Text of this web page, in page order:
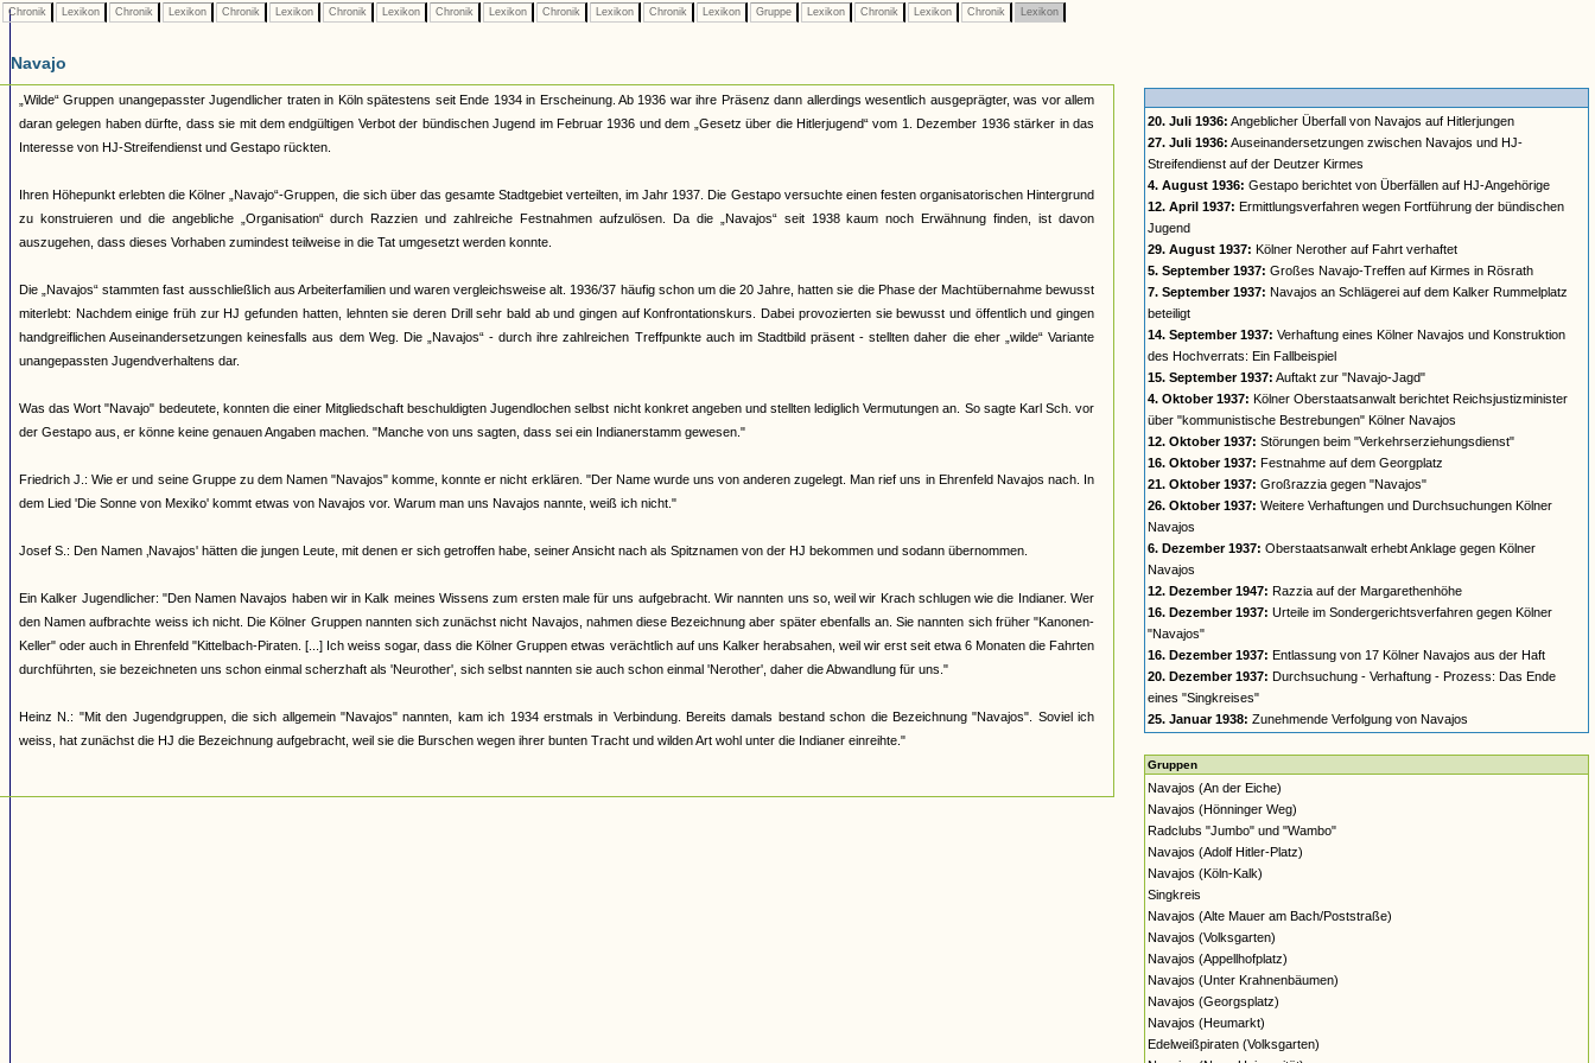
Chronik Lexikon Chronik Lexikon Chronik Lexikon Chronik Lexikon Chronik Lexikon Chronik Lexikon Chronik Lexikon Gruppe Lexikon Chronik Lexikon Chronik Lexikon
Navajo
„Wilde“ Gruppen unangepasster Jugendlicher traten in Köln spätestens seit Ende 1934 in Erscheinung. Ab 1936 war ihre Präsenz dann allerdings wesentlich ausgeprägter, was vor allem
daran gelegen haben dürfte, dass sie mit dem endgültigen Verbot der bündischen Jugend im Februar 1936 und dem „Gesetz über die Hitlerjugend“ vom 1. Dezember 1936 stärker in das
Interesse von HJ-Streifendienst und Gestapo rückten.
Ihren Höhepunkt erlebten die Kölner „Navajo“-Gruppen, die sich über das gesamte Stadtgebiet verteilten, im Jahr 1937. Die Gestapo versuchte einen festen organisatorischen Hintergrund
zu konstruieren und die angebliche „Organisation“ durch Razzien und zahlreiche Festnahmen aufzulösen. Da die „Navajos“ seit 1938 kaum noch Erwähnung finden, ist davon
auszugehen, dass dieses Vorhaben zumindest teilweise in die Tat umgesetzt werden konnte.
Die „Navajos“ stammten fast ausschließlich aus Arbeiterfamilien und waren vergleichsweise alt. 1936/37 häufig schon um die 20 Jahre, hatten sie die Phase der Machtübernahme bewusst
miterlebt: Nachdem einige früh zur HJ gefunden hatten, lehnten sie deren Drill sehr bald ab und gingen auf Konfrontationskurs. Dabei provozierten sie bewusst und öffentlich und gingen
handgreiflichen Auseinandersetzungen keinesfalls aus dem Weg. Die „Navajos“ - durch ihre zahlreichen Treffpunkte auch im Stadtbild präsent - stellten daher die eher „wilde“ Variante
unangepassten Jugendverhaltens dar.
Was das Wort "Navajo" bedeutete, konnten die einer Mitgliedschaft beschuldigten Jugendlochen selbst nicht konkret angeben und stellten lediglich Vermutungen an. So sagte Karl Sch. vor
der Gestapo aus, er könne keine genauen Angaben machen. "Manche von uns sagten, dass sei ein Indianerstamm gewesen."
Friedrich J.: Wie er und seine Gruppe zu dem Namen "Navajos" komme, konnte er nicht erklären. "Der Name wurde uns von anderen zugelegt. Man rief uns in Ehrenfeld Navajos nach. In
dem Lied 'Die Sonne von Mexiko' kommt etwas von Navajos vor. Warum man uns Navajos nannte, weiß ich nicht."
Josef S.: Den Namen ‚Navajos' hätten die jungen Leute, mit denen er sich getroffen habe, seiner Ansicht nach als Spitznamen von der HJ bekommen und sodann übernommen.
Ein Kalker Jugendlicher: "Den Namen Navajos haben wir in Kalk meines Wissens zum ersten male für uns aufgebracht. Wir nannten uns so, weil wir Krach schlugen wie die Indianer. Wer
den Namen aufbrachte weiss ich nicht. Die Kölner Gruppen nannten sich zunächst nicht Navajos, nahmen diese Bezeichnung aber später ebenfalls an. Sie nannten sich früher "Kanonen-
Keller" oder auch in Ehrenfeld "Kittelbach-Piraten. [...] Ich weiss sogar, dass die Kölner Gruppen etwas verächtlich auf uns Kalker herabsahen, weil wir erst seit etwa 6 Monaten die Fahrten
durchführten, sie bezeichneten uns schon einmal scherzhaft als 'Neurother', sich selbst nannten sie auch schon einmal 'Nerother', daher die Abwandlung für uns."
Heinz N.: "Mit den Jugendgruppen, die sich allgemein "Navajos" nannten, kam ich 1934 erstmals in Verbindung. Bereits damals bestand schon die Bezeichnung "Navajos". Soviel ich
weiss, hat zunächst die HJ die Bezeichnung aufgebracht, weil sie die Burschen wegen ihrer bunten Tracht und wilden Art wohl unter die Indianer einreihte."
20. Juli 1936: Angeblicher Überfall von Navajos auf Hitlerjungen
27. Juli 1936: Auseinandersetzungen zwischen Navajos und HJ-
Streifendienst auf der Deutzer Kirmes
4. August 1936: Gestapo berichtet von Überfällen auf HJ-Angehörige
12. April 1937: Ermittlungsverfahren wegen Fortführung der bündischen
Jugend
29. August 1937: Kölner Nerother auf Fahrt verhaftet
5. September 1937: Großes Navajo-Treffen auf Kirmes in Rösrath
7. September 1937: Navajos an Schlägerei auf dem Kalker Rummelplatz
beteiligt
14. September 1937: Verhaftung eines Kölner Navajos und Konstruktion
des Hochverrats: Ein Fallbeispiel
15. September 1937: Auftakt zur "Navajo-Jagd"
4. Oktober 1937: Kölner Oberstaatsanwalt berichtet Reichsjustizminister
über "kommunistische Bestrebungen" Kölner Navajos
12. Oktober 1937: Störungen beim "Verkehrserziehungsdienst"
16. Oktober 1937: Festnahme auf dem Georgplatz
21. Oktober 1937: Großrazzia gegen "Navajos"
26. Oktober 1937: Weitere Verhaftungen und Durchsuchungen Kölner
Navajos
6. Dezember 1937: Oberstaatsanwalt erhebt Anklage gegen Kölner
Navajos
12. Dezember 1947: Razzia auf der Margarethenhöhe
16. Dezember 1937: Urteile im Sondergerichtsverfahren gegen Kölner
"Navajos"
16. Dezember 1937: Entlassung von 17 Kölner Navajos aus der Haft
20. Dezember 1937: Durchsuchung - Verhaftung - Prozess: Das Ende
eines "Singkreises"
25. Januar 1938: Zunehmende Verfolgung von Navajos
Gruppen
Navajos (An der Eiche)
Navajos (Hönninger Weg)
Radclubs "Jumbo" und "Wambo"
Navajos (Adolf Hitler-Platz)
Navajos (Köln-Kalk)
Singkreis
Navajos (Alte Mauer am Bach/Poststraße)
Navajos (Volksgarten)
Navajos (Appellhofplatz)
Navajos (Unter Krahnenbäumen)
Navajos (Georgsplatz)
Navajos (Heumarkt)
Edelweißpiraten (Volksgarten)